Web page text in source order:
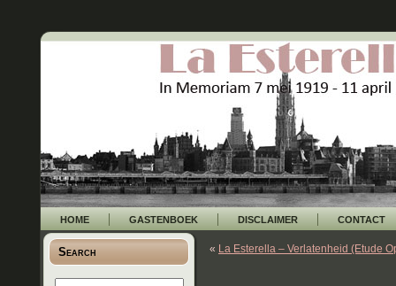
HOME GASTENBOEK DISCLAIMER CONTACT
Search « La Esterella – Verlatenheid (Etude